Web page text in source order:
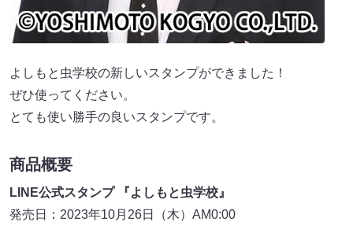
よしもと虫学校の新しいスタンプができました！
ぜひ使ってください。
とても使い勝手の良いスタンプです。
商品概要
LINE公式スタンプ 『よしもと虫学校』
発売日：2023年10月26日（木）AM0:00